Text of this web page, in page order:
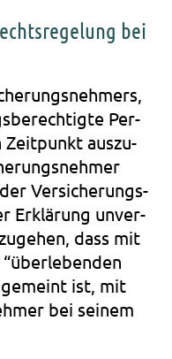
bei
Per­
Zeit­punkt aus­zu­
Ver­si­che­rungs­
Erklä­rung unver­
dass mit
ist, mit
bei sei­nem